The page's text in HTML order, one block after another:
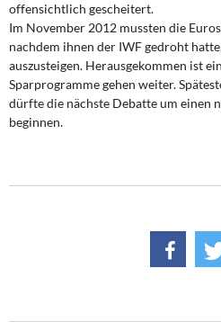
offensichtlich gescheitert.
Im November 2012 mussten die
nachdem ihnen der IWF gedroht
auszusteigen. Herausgekommen ist
Sparprogramme gehen weiter.
dürfte die nächste Debatte um einen
beginnen.